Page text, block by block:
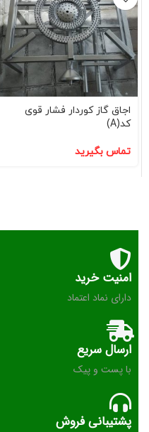
اجاق گاز کوردار فشار قوی
کد(A)
تماس بگیرید
امنیت خرید
دارای نماد اعتماد
ارسال سریع
با پست و پیک
پشتیبانی فروش